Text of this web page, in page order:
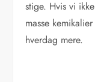
stige. Hvis vi
masse
hverdag mere.